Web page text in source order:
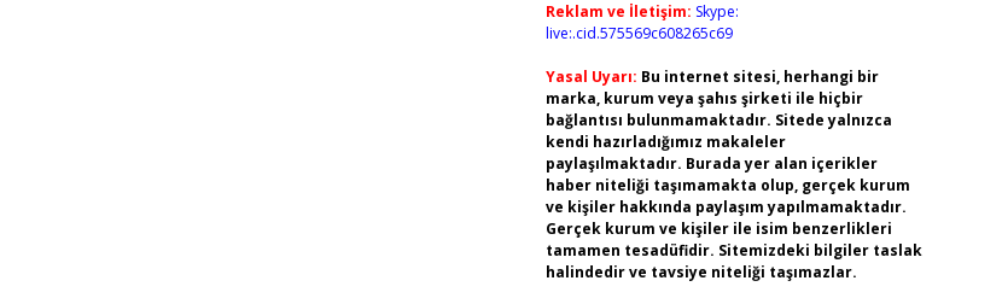
Reklam ve İletişim: Skype:
live:.cid.575569c608265c69
Yasal Uyarı: Bu internet sitesi, herhangi bir
marka, kurum veya şahıs şirketi ile hiçbir
bağlantısı bulunmamaktadır. Sitede yalnızca
kendi hazırladığımız makaleler
paylaşılmaktadır. Burada yer alan içerikler
haber niteliği taşımamakta olup, gerçek kurum
ve kişiler hakkında paylaşım yapılmamaktadır.
Gerçek kurum ve kişiler ile isim benzerlikleri
tamamen tesadüfidir. Sitemizdeki bilgiler taslak
halindedir ve tavsiye niteliği taşımazlar.